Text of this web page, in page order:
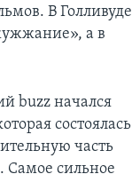
В Голливуде
а в
buzz начался
состоялась
часть
Самое сильное